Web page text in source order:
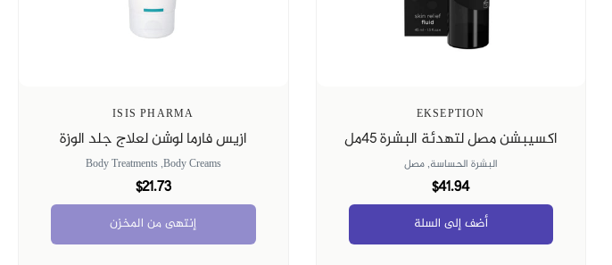
EKSEPTION
اكسيبشن مصل لتهدئة البشرة ٤٥مل
البشرة الحساسة,مصل
$41.94
أضف إلى السلة
ISIS PHARMA
ازيس فارما لوشن لعلاج جلد الوزة
Body Creams,
Body Treatments
$21.73
إنتهى من المخزن